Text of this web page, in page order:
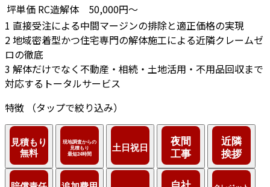
坪単価 RC造解体
50,000円～
1 直接受注による中間マージンの排除と適正価格の実現
2地域密着型かつ住宅専門の解体施工による近隣クレームゼ
ロの徹底
3 解体だけでなく不動産・相続・土地活用・不用品回収まで
対応するトータルサービス
特徴
（タップで絞り込み）